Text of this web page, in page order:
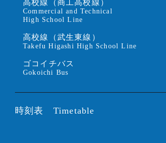
高校線（商工高校線）
Commercial and Technical
High School Line
高校線（武生東線）
Takefu Higashi High School Line
ゴコイチバス
Gokoichi Bus
時刻表 Timetable